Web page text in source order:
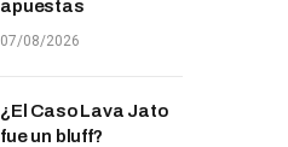
apuestas
07/08/2026
¿El Caso Lava Jato
fue un bluff?